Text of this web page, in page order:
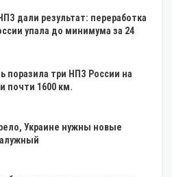
дали результат: переработка
упала до минимума за 24
поразила три НПЗ России на
почти 1600 км.
Украине нужны новые